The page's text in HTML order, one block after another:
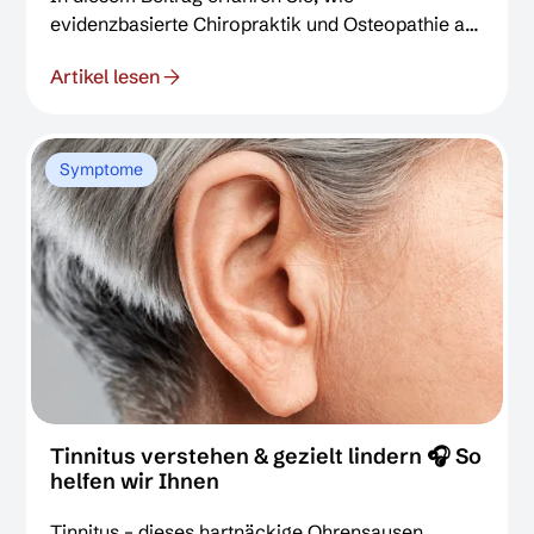
evidenzbasierte Chiropraktik und Osteopathie als
beitragen kann. Wir zeigen den individuellen
Vorteile dieser Therapie.
Artikel lesen
Symptome
Tinnitus verstehen & gezielt lindern 🎧 So
helfen wir Ihnen